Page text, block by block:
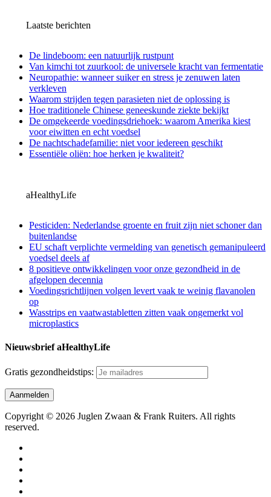
Laatste berichten
De lindeboom: een natuurlijk rustpunt
Van kimchi tot zuurkool: de universele kracht van fermentatie
Neuropathie: wanneer suiker en stress je zenuwen laten
verkleven
Waarom strijden tegen parasieten niet de oplossing is
Hoe traditionele Chinese geneeskunde ziekte bekijkt
De omgekeerde voedingsdriehoek: waarom Amerika kiest
voor eiwitten en echt voedsel
De nachtschadefamilie: niet voor iedereen geschikt
Essentiële oliën: hoe herken je kwaliteit?
aHealthyLife
Pesticiden: Nederlandse groente en fruit zijn niet schoner dan
buitenlandse
EU schaft verplichte vermelding van genetisch gemanipuleerd
voedsel deels af
8 positieve ontwikkelingen voor onze gezondheid in de
afgelopen decennia
Voedingsrichtlijnen volgen levert vaak te weinig flavanolen
op
Wasstrips en vaatwastabletten zitten vaak ongemerkt vol
microplastics
Nieuwsbrief aHealthyLife
Gratis gezondheidstips:
Copyright © 2026 Juglen Zwaan & Frank Ruiters. All rights
reserved.